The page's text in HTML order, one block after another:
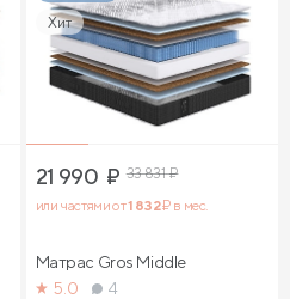
Хит
21 990 ₽ 33 831₽
или частями от1 832₽ в мес.
Матрас Gros Middle
5.0
4